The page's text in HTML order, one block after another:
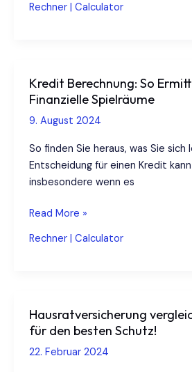
gemacht
Rechner | Calculator
Kredit Berechnung: So
Finanzielle Spielräume
9. August 2024
So finden Sie heraus, was Sie sich
Entscheidung für einen Kredit
insbesondere wenn es
Kredit
Finanzielle
Spielräume
Read More »
Rechner | Calculator
Hausratversicherung
für den besten Schutz!
22. Februar 2024